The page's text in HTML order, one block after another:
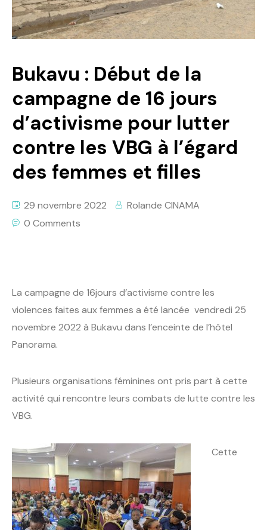
Bukavu : Début de la
campagne de 16 jours
d’activisme pour lutter
contre les VBG à l’égard
des femmes et filles
29 novembre 2022
Rolande CINAMA
0 Comments
La campagne de 16jours d’activisme contre les
violences faites aux femmes a été lancée vendredi 25
novembre 2022 à Bukavu dans l’enceinte de l’hôtel
Panorama.
Plusieurs organisations féminines ont pris part à cette
activité qui rencontre leurs combats de lutte contre les
VBG.
Cette